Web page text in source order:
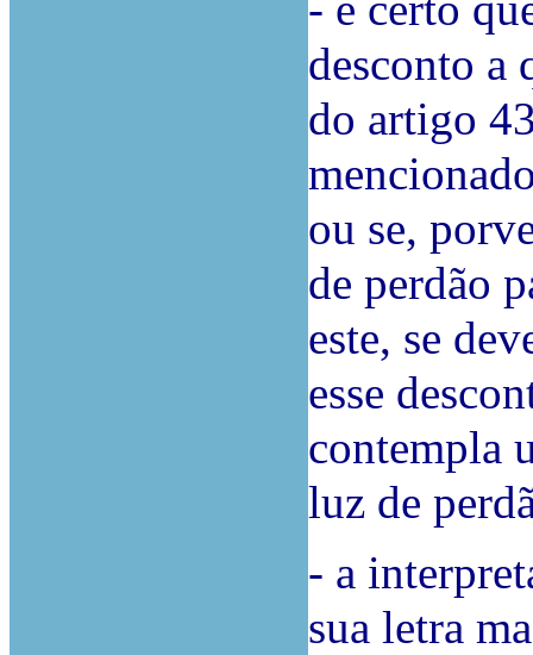
desconto a
do artigo
ou se,
de perdão
este, se
esse
contempla
luz de
- a
sua letra